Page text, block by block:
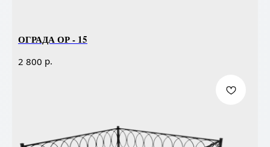
ОГРАДА ОР - 15
2 800 р.